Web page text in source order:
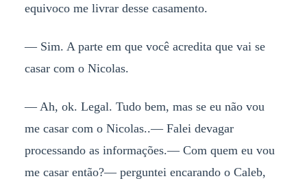
equivoco me livrar desse casamento.
— Sim. A parte em que você acredita que vai se
casar com o Nicolas.
— Ah, ok. Legal. Tudo bem, mas se eu não vou
me casar com o Nicolas..— Falei devagar
processando as informações.— Com quem eu vou
me casar então?— perguntei encarando o Caleb,